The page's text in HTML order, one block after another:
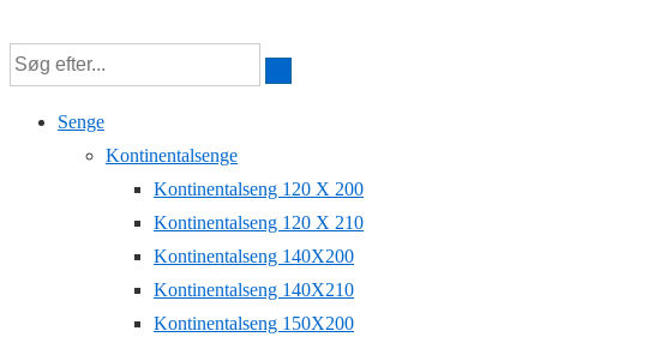
Hop
til
hovedindhold
Senge
Kontinentalsenge
Kontinentalseng 120 X 200
Kontinentalseng 120 X 210
Kontinentalseng 140X200
Kontinentalseng 140X210
Kontinentalseng 150X200